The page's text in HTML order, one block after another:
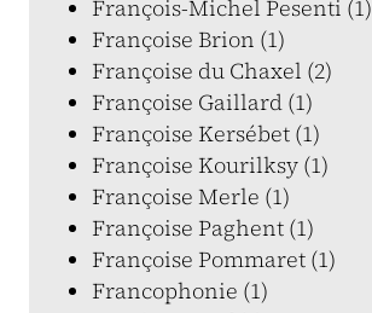
François-Michel Pesenti (1)
Françoise Brion (1)
Françoise du Chaxel (2)
Françoise Gaillard (1)
Françoise Kersébet (1)
Françoise Kourilksy (1)
Françoise Merle (1)
Françoise Paghent (1)
Françoise Pommaret (1)
Francophonie (1)